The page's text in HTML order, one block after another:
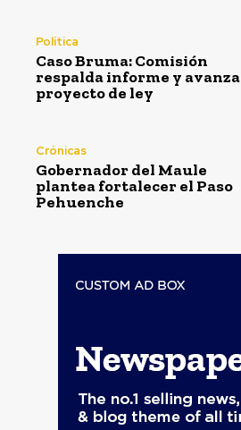
Política
Caso Bruma: Comisión
respalda informe y avanza
proyecto de ley
Crónicas
Gobernador del Maule
plantea fortalecer el Paso
Pehuenche